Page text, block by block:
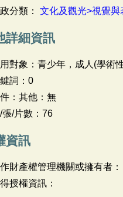
分類： 文化及觀光>視覺
詳細資訊
對象：青少年，成人(學術
詞：0
：其他：無
張/片數：76
資訊
財產權管理機關或擁有者：
授權資訊：